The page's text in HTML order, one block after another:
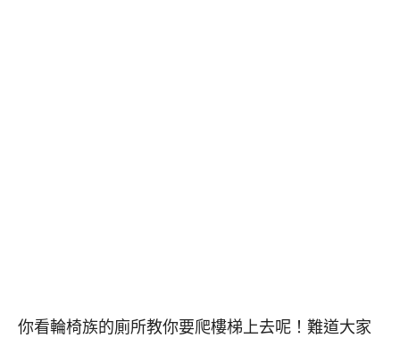
你看輪椅族的廁所教你要爬樓梯上去呢！難道大家